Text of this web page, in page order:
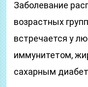
Заболевание
возрастных
встречается у
иммунитетом,
сахарным